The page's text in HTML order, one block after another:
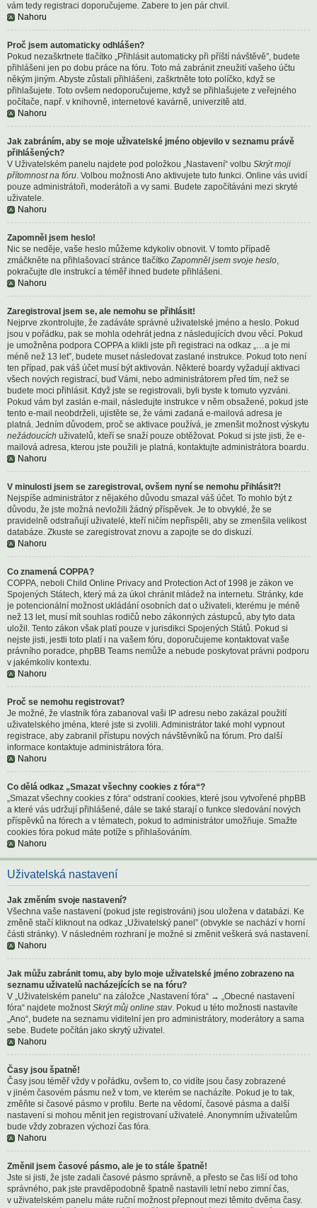
vám tedy registraci doporučujeme. Zabere to jen pár chvil.
Nahoru
Proč jsem automaticky odhlášen?
Pokud nezaškrtnete tlačítko „Přihlásit automaticky při příští návštěvě”, budete
přihlášeni jen po dobu práce na fóru. Toto má zabránit zneužití vašeho účtu
někým jiným. Abyste zůstali přihlášeni, zaškrtněte toto políčko, když se
přihlašujete. Toto ovšem nedoporučujeme, když se přihlašujete z veřejného
počítače, např. v knihovně, internetové kavárně, univerzitě atd.
Nahoru
Jak zabráním, aby se moje uživatelské jméno objevilo v seznamu právě
přihlášených?
V Uživatelském panelu najdete pod položkou „Nastavení“ volbu Skrýt moji
přítomnost na fóru. Volbou možnosti Ano aktivujete tuto funkci. Online vás uvidí
pouze administrátoři, moderátoři a vy sami. Budete započítáváni mezi skryté
uživatele.
Nahoru
Zapomněl jsem heslo!
Nic se neděje, vaše heslo můžeme kdykoliv obnovit. V tomto případě
zmáčkněte na přihlašovací stránce tlačítkoZapomněl jsem svoje heslo,
pokračujte dle instrukcí a téměř ihned budete přihlášeni.
Nahoru
Zaregistroval jsem se, ale nemohu se přihlásit!
Nejprve zkontrolujte, že zadáváte správné uživatelské jméno a heslo. Pokud
jsou v pořádku, pak se mohla odehrát jedna z následujících dvou věcí. Pokud
je umožněna podpora COPPA a klikli jste při registraci na odkaz „…a je mi
méně než 13 let”, budete muset následovat zaslané instrukce. Pokud toto není
ten případ, pak váš účet musí být aktivován. Některé boardy vyžadují aktivaci
všech nových registrací, buď Vámi, nebo administrátorem před tím, než se
budete moci přihlásit. Když jste se registrovali, byli byste k tomuto vyzváni.
Pokud vám byl zaslán e-mail, následujte instrukce v něm obsažené, pokud jste
tento e-mail neobdrželi, ujistěte se, že vámi zadaná e-mailová adresa je
platná. Jedním důvodem, proč se aktivace používá, je zmenšit možnost výskytu
nežádoucích uživatelů, kteří se snaží pouze obtěžovat. Pokud si jste jisti, že e-
mailová adresa, kterou jste použili je platná, kontaktujte administrátora boardu.
Nahoru
V minulosti jsem se zaregistroval, ovšem nyní se nemohu přihlásit?!
Nejspíše administrátor z nějakého důvodu smazal váš účet. To mohlo být z
důvodu, že jste možná nevložili žádný příspěvek. Je to obvyklé, že se
pravidelně odstraňují uživatelé, kteří ničím nepřispěli, aby se zmenšila velikost
databáze. Zkuste se zaregistrovat znovu a zapojte se do diskuzí.
Nahoru
Co znamená COPPA?
COPPA, neboli Child Online Privacy and Protection Act of 1998 je zákon ve
Spojených Státech, který má za úkol chránit mládež na internetu. Stránky, kde
je potencionální možnost ukládání osobních dat o uživateli, kterému je méně
než 13 let, musí mít souhlas rodičů nebo zákonných zástupců, aby tyto data
uložil. Tento zákon však platí pouze v jurisdikci Spojených Států. Pokud si
nejste jisti, jestli toto platí i na vašem fóru, doporučujeme kontaktovat vaše
právního poradce, phpBB Teams nemůže a nebude poskytovat právni podporu
v jakémkoliv kontextu.
Nahoru
Proč se nemohu registrovat?
Je možné, že vlastník fóra zabanoval vaši IP adresu nebo zakázal použití
uživatelského jména, které jste si zvolili. Administrátor také mohl vypnout
registrace, aby zabranil přístupu nových návštěvníků na fórum. Pro další
informace kontaktuje administrátora fóra.
Nahoru
Co dělá odkaz „Smazat všechny cookies z fóra“?
„Smazat všechny cookies z fóra“ odstraní cookies, které jsou vytvořené phpBB
a které vás udržují přihlášené, dále se také starají o funkce sledování nových
příspěvků na fórech a v tématech, pokud to administrátor umožňuje. Smažte
cookies fóra pokud máte potíže s přihlašováním.
Nahoru
Uživatelská nastavení
Jak změním svoje nastavení?
Všechna vaše nastavení (pokud jste registrováni) jsou uložena v databázi. Ke
změně stačí kliknout na odkaz „Uživatelský panel” (obvykle se nachází v horní
části stránky). V následném rozhraní je možné si změnit veškerá svá nastavení.
Nahoru
Jak můžu zabránit tomu, aby bylo moje uživatelské jméno zobrazeno na
seznamu uživatelů nacházejících se na fóru?
V „Uživatelském panelu“ na záložce „Nastavení fóra“ → „Obecné nastavení
fóra“ najdete možnostSkrýt můj online stav. Pokud u této možnosti nastavíte
„Ano“, budete na seznamu viditelní jen pro administrátory, moderátory a sama
sebe. Budete počítán jako skrytý uživatel.
Nahoru
Časy jsou špatně!
Časy jsou téměř vždy v pořádku, ovšem to, co vidíte jsou časy zobrazené
v jiném časovém pásmu než v tom, ve kterém se nacházíte. Pokud je to tak,
změňte si časové pásmo v profilu. Berte na vědomí, časové pásma a další
nastavení si mohou měnit jen registrovaní uživatelé. Anonymním uživatelům
bude vždy zobrazen výchozí čas fóra.
Nahoru
Změnil jsem časové pásmo, ale je to stále špatně!
Jste si jisti, že jste zadali časové pásmo správně, a přesto se čas liší od toho
správného, pak jste pravděpodobně špatně nastavili letní nebo zimní čas,
v uživatelském panelu máte ruční možnost přepnout mezi těmito dvěma časy.